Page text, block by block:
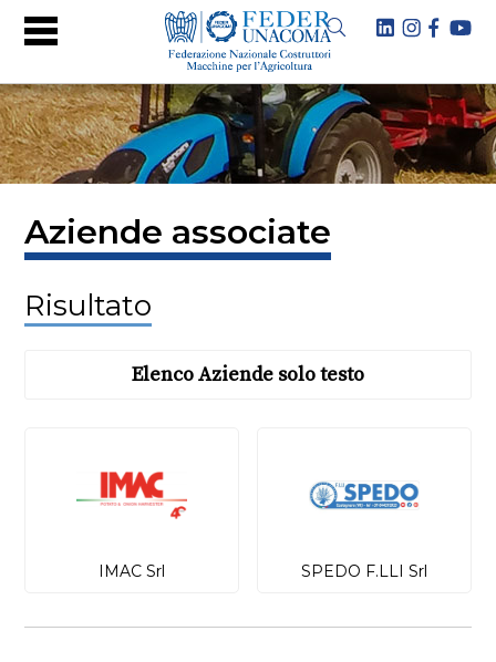
Aziende associate
Risultato
Elenco Aziende solo testo
IMAC Srl SPEDO F.LLI Srl